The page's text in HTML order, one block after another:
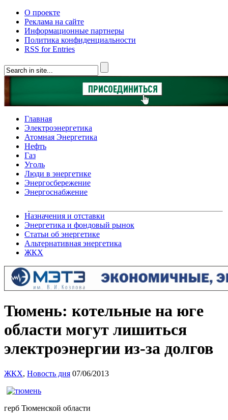
О проекте
Реклама на сайте
Информационные партнеры
Политика конфиденциальности
RSS for Entries
Главная
Электроэнергетика
Атомная Энергетика
Нефть
Газ
Уголь
Люди в энергетике
Энергосбережение
Энергоснабжение
Назначения и отставки
Энергетика и фондовый рынок
Статьи об энергетике
Альтернативная энергетика
ЖКХ
Тюмень: котельные на юге
области могут лишиться
электроэнергии из-за долгов
ЖКХ, Новость дня 07/06/2013
герб Тюменской области